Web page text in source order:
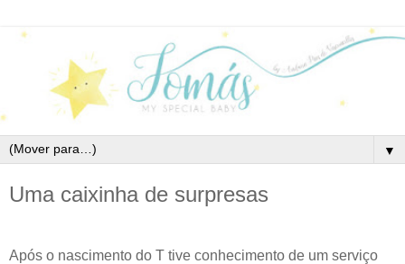
▼
Uma caixinha de surpresas
Após o nascimento do T tive conhecimento de um serviço